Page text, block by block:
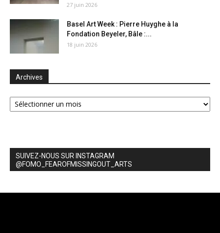
27 juin 2026
Basel Art Week : Pierre Huyghe à la
Fondation Beyeler, Bâle :...
18 juin 2026
Archives
Archives
SUIVEZ-NOUS SUR INSTAGRAM
@FOMO_FEAROFMISSINGOUT_ARTS